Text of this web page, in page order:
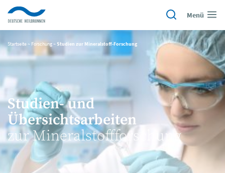
Menü
Startseite~ Forschung~ Studien zur Mineralstoff-Forschung
Studien- und
Übersichtsarbeiten
zur Mineralstoffforschung